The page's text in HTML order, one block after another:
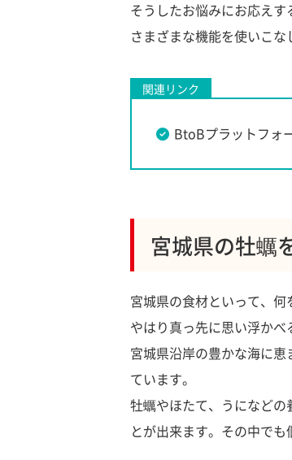
そうしたお悩みにお応えす
さまざまな機能を使いこな
関連リンク
BtoBプラットフォ
宮城県の牡蠣
宮城県の食材といって、何
やはり真っ先に思い浮かべ
宮城県沿岸の豊かな海に
ています。
牡蠣やほたて、うになど
とが出来ます。その中で